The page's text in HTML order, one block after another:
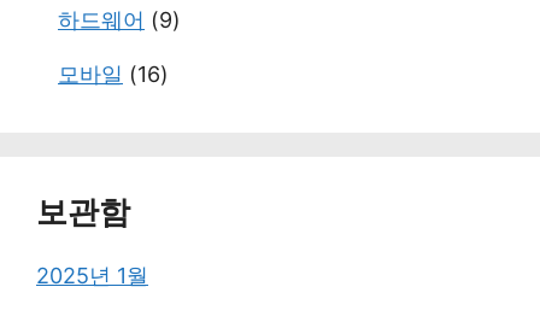
하드웨어 (9)
모바일 (16)
보관함
2025년 1월